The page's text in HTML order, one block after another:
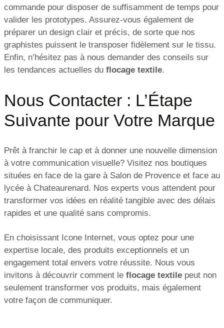
commande pour disposer de suffisamment de temps pour
valider les prototypes. Assurez-vous également de
préparer un design clair et précis, de sorte que nos
graphistes puissent le transposer fidèlement sur le tissu.
Enfin, n’hésitez pas à nous demander des conseils sur
les tendances actuelles du flocage textile.
Nous Contacter : L’Étape
Suivante pour Votre Marque
Prêt à franchir le cap et à donner une nouvelle dimension
à votre communication visuelle? Visitez nos boutiques
situées en face de la gare à Salon de Provence et face au
lycée à Chateaurenard. Nos experts vous attendent pour
transformer vos idées en réalité tangible avec des délais
rapides et une qualité sans compromis.
En choisissant Icone Internet, vous optez pour une
expertise locale, des produits exceptionnels et un
engagement total envers votre réussite. Nous vous
invitons à découvrir comment le flocage textile peut non
seulement transformer vos produits, mais également
votre façon de communiquer.